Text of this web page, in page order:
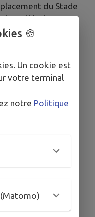
du Stade
des véhicules
Roosevelt.
sur les
Jacques
Roosevelt (vers
des travaux
de
places est
sud du parking
silo, un parking
au nord-
stationnements
long de l’avenue
seront donc
garer en cœur
🍪
Un cookie est
votre terminal
notre Politique